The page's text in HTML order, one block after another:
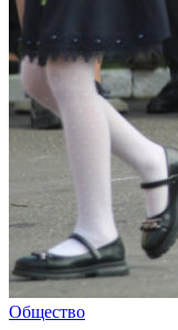
Общество